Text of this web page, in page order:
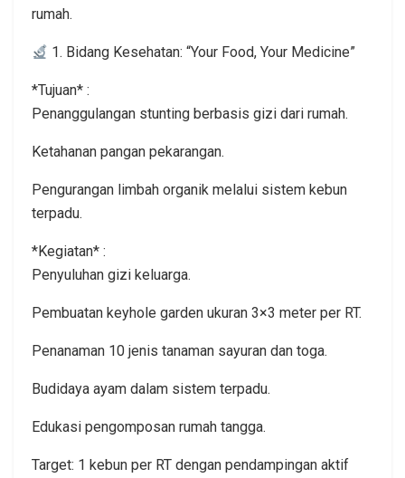
rumah.
1. Bidang Kesehatan: “Your Food, Your Medicine”
*Tujuan* :
Penanggulangan stunting berbasis gizi dari rumah.
Ketahanan pangan pekarangan.
Pengurangan limbah organik melalui sistem kebun
terpadu.
*Kegiatan* :
Penyuluhan gizi keluarga.
Pembuatan keyhole garden ukuran 3×3 meter per RT.
Penanaman 10 jenis tanaman sayuran dan toga.
Budidaya ayam dalam sistem terpadu.
Edukasi pengomposan rumah tangga.
Target: 1 kebun per RT dengan pendampingan aktif